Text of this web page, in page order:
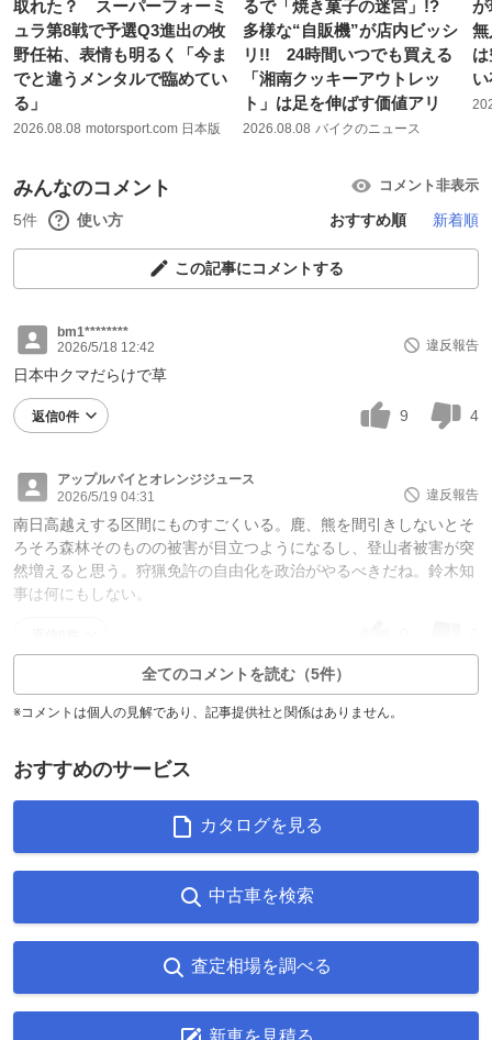
取れた？ スーパーフォーミ
ュラ第8戦で予選Q3進出の牧
野任祐、表情も明るく「今ま
でと違うメンタルで臨めてい
る」
2026.08.08 motorsport.com 日本版
るで「焼き菓子の迷宮」!?
多様な“自販機”が店内ビッシ
リ!! 24時間いつでも買える
「湘南クッキーアウトレッ
ト」は足を伸ばす価値アリ
2026.08.08 バイクのニュース
無
みんなのコメント コメント非表示
5件 使い方 おすすめ順 新着順
この記事にコメントする
bm1********
2026/5/18 12:42
違反報告
日本中クマだらけで草
返信0件 9 4
アップルパイとオレンジジュース
2026/5/19 04:31
違反報告
南日高越えする区間にものすごくいる。鹿、熊を間引きしないとそ
ろそろ森林そのものの被害が目立つようになるし、登山者被害が突
然増えると思う。狩猟免許の自由化を政治がやるべきだね。鈴木知
事は何にもしない。
全てのコメントを読む（5件）
※コメントは個人の見解であり、記事提供社と関係はありません。
おすすめのサービス
カタログを見る
中古車を検索
査定相場を調べる